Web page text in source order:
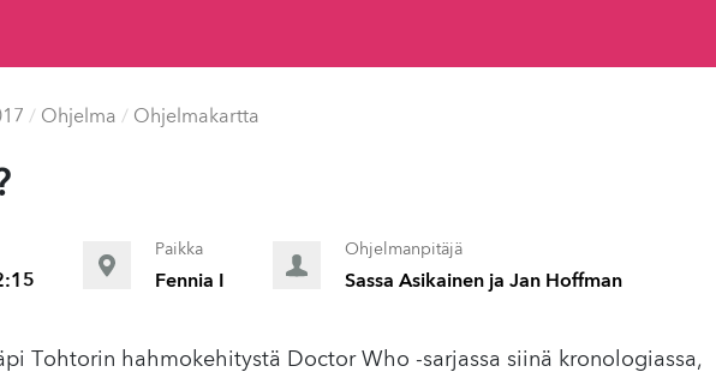
/ Ohjelma / Ohjelmakartta
Paikka
Fennia I
Ohjelmanpitäjä
Sassa Asikainen ja Jan Hoffman
Tohtorin hahmokehitystä Doctor Who -sarjassa siinä kronologiassa,